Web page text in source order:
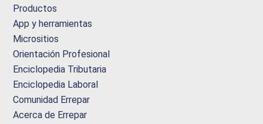
Productos
App y herramientas
Micrositios
Orientación Profesional
Enciclopedia Tributaria
Enciclopedia Laboral
Comunidad Errepar
Acerca de Errepar